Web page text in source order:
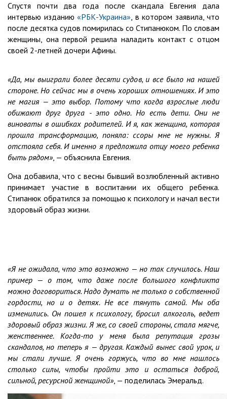
Спустя почти два года после скандала Евгения дала
интервью изданию «РБК-Украина», в котором заявила, что
после десятка судов помирилась со Стипанюком. По словам
женщины, она первой решила наладить контакт с отцом
своей 2-летней дочери Афины.
«Да, мы выиграли более десяти судов, и все было на нашей
стороне. Но сейчас мы в очень хороших отношениях. И это
не магия — это выбор. Потому что когда взрослые люди
обижают друг друга - это одно. Но есть дети. Они не
виноваты в ошибках родителей. И я, как женщина, которая
прошла трансформацию, поняла: ссоры мне не нужны. Я
отстояла себя. И именно я предложила отцу моего ребенка
быть рядом», — объяснила Евгения.
Она добавила, что с весны бывший возлюбленный активно
принимает участие в воспитании их общего ребенка.
Стипанюк обратился за помощью к психологу и начал вести
здоровый образ жизни.
«Я не ожидала, что это возможно — но так случилось. Наш
пример — о том, что даже после большого конфликта
можно договориться. Надо думать не только о собственной
гордости, но и о детях. Не все тянуть самой. Мы оба
изменились. Он пошел к психологу, бросил алкоголь, ведет
здоровый образ жизни. Я же, со своей стороны, стала мягче,
женственнее. Когда-то у меня была репутация грозы
скандалов, но теперь я — другая. Каждый вынес свой урок, и
мы стали лучше. Я очень горжусь, что во мне нашлось
столько силы, чтобы пройти это и остаться доброй,
сильной, ресурсной женщиной», — поделилась Эмеральд.